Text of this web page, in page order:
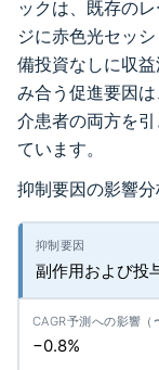
ックは、既存の
ジに赤色光セッ
備投資なしに収
み合う促進要因
介患者の両方を
ています。
抑制要因の影響
副作用および投
−0.8%